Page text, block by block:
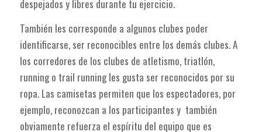
despejados y libres durante tu ejercicio.
También les corresponde a algunos clubes poder
identificarse, ser reconocibles entre los demás clubes. A
los corredores de los clubes de atletismo, triatlón,
running o trail running les gusta ser reconocidos por su
ropa. Las camisetas permiten que los espectadores, por
ejemplo, reconozcan a los participantes y también
obviamente refuerza el espíritu del equipo que es